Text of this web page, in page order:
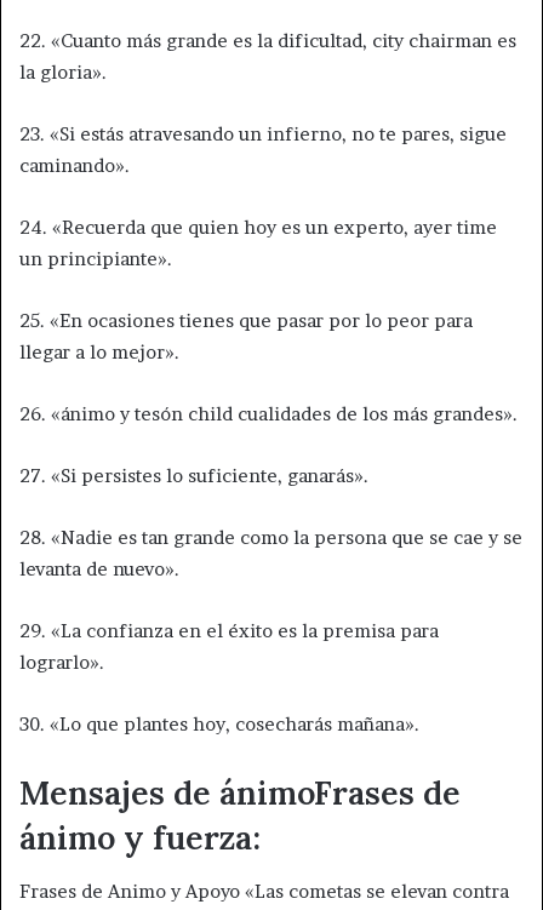
22. «Cuanto más grande es la dificultad, city chairman es
la gloria».
23. «Si estás atravesando un infierno, no te pares, sigue
caminando».
24. «Recuerda que quien hoy es un experto, ayer time
un principiante».
25. «En ocasiones tienes que pasar por lo peor para
llegar a lo mejor».
26. «ánimo y tesón child cualidades de los más grandes».
27. «Si persistes lo suficiente, ganarás».
28. «Nadie es tan grande como la persona que se cae y se
levanta de nuevo».
29. «La confianza en el éxito es la premisa para
lograrlo».
30. «Lo que plantes hoy, cosecharás mañana».
Mensajes de ánimoFrases de
ánimo y fuerza:
Frases de Animo y Apoyo «Las cometas se elevan contra